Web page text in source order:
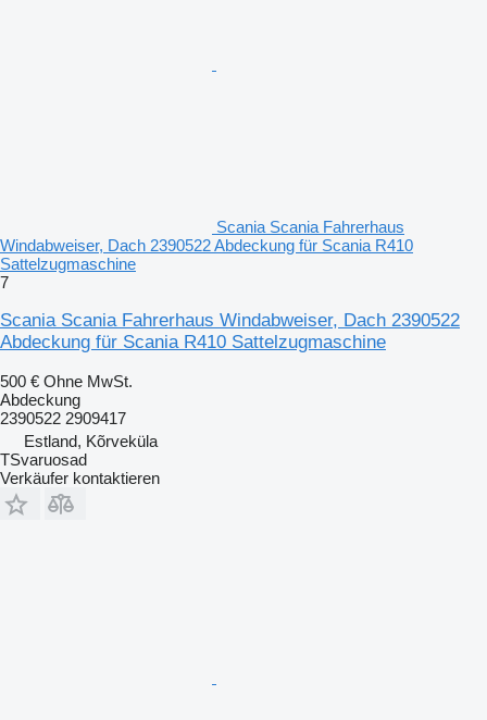
Scania Scania Fahrerhaus
Windabweiser, Dach 2390522 Abdeckung für Scania R410
Sattelzugmaschine
7
Scania Scania Fahrerhaus Windabweiser, Dach 2390522
Abdeckung für Scania R410 Sattelzugmaschine
500 € Ohne MwSt.
Abdeckung
2390522 2909417
Estland, Kõrveküla
TSvaruosad
Verkäufer kontaktieren